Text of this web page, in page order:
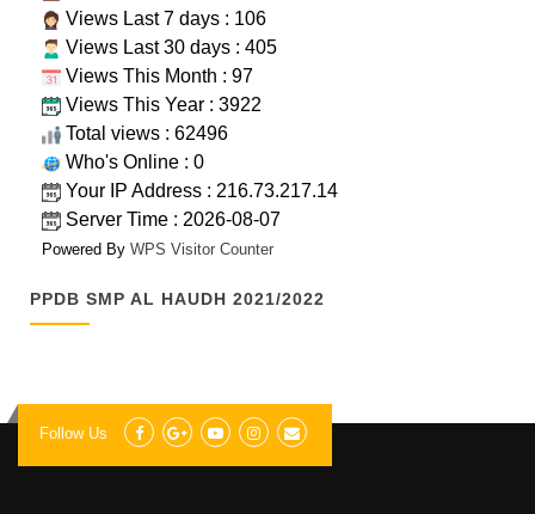
Views Last 7 days : 106
Views Last 30 days : 405
Views This Month : 97
Views This Year : 3922
Total views : 62496
Who's Online : 0
Your IP Address : 216.73.217.14
Server Time : 2026-08-07
Powered By WPS Visitor Counter
PPDB SMP AL HAUDH 2021/2022
Follow Us